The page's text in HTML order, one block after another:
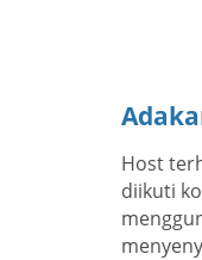
Host
diikuti